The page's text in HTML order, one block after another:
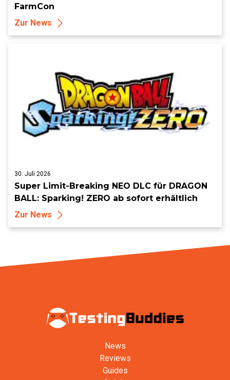
FarmCon
Zur News
30. Juli 2026
Super Limit-Breaking NEO DLC für DRAGON
BALL: Sparking! ZERO ab sofort erhältlich
Zur News
News
Reviews
Guides